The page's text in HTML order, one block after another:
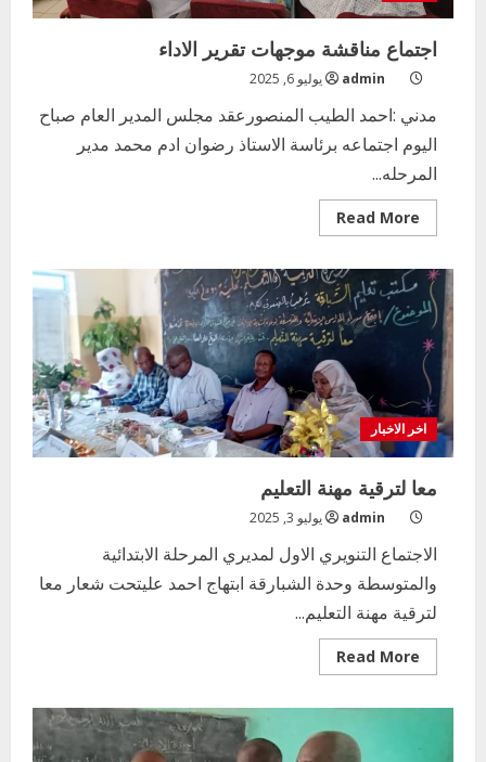
اجتماع مناقشة موجهات تقرير الاداء
admin يوليو 6, 2025
مدني :احمد الطيب المنصورعقد مجلس المدير العام صباح
اليوم اجتماعه برئاسة الاستاذ رضوان ادم محمد مدير
المرحله...
Read More
more
مناقشة
موجهات
تقرير
الاداء
اخر الاخبار
معا لترقية مهنة التعليم
admin يوليو 3, 2025
الاجتماع التنويري الاول لمديري المرحلة الابتدائية
والمتوسطة وحدة الشبارقة ابتهاج احمد عليتحت شعار معا
لترقية مهنة التعليم...
Read More
more
مهنة
التعليم